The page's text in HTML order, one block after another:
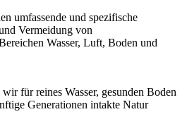
für reines Wasser, gesunden Boden
Generationen intakte Natur